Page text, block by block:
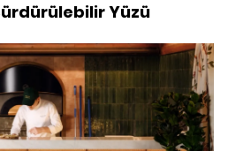
Yüzü